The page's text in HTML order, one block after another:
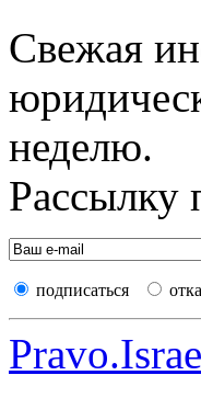
Свежая
неделю.
Рассылку
подписаться